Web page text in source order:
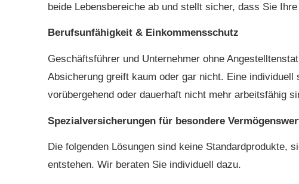
beide Lebensbereiche ab und stellt sicher, dass Sie
Berufs­unfähig­keit & Einkommensschutz
Geschäftsführer und Unternehmer ohne
Absicherung greift kaum oder gar nicht. Eine
vorübergehend oder dauerhaft nicht mehr arbeitsfähig
Spezialversicherungen für besondere
Die folgenden Lösungen sind keine Standardprodukte,
entstehen. Wir beraten Sie individuell dazu.